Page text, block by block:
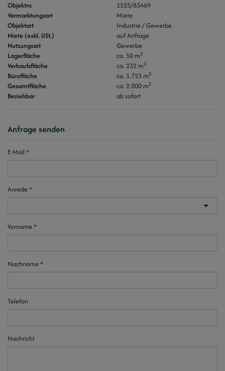
Objektnr.
1525/83469
Vermarktungsart
Miete
Objektart
Industrie / Gewerbe
Miete (exkl. USt.)
auf Anfrage
Nutzungsart
Gewerbe
Lagerfläche
ca. 50 m2
Verkaufsfläche ca. 232 m2
Bürofläche ca. 1.723 m2
Gesamtfläche ca. 2.000 m2
Beziehbar ab sofort
Anfrage senden
E-Mail
Anrede
Vorname
Nachname
Telefon
Nachricht